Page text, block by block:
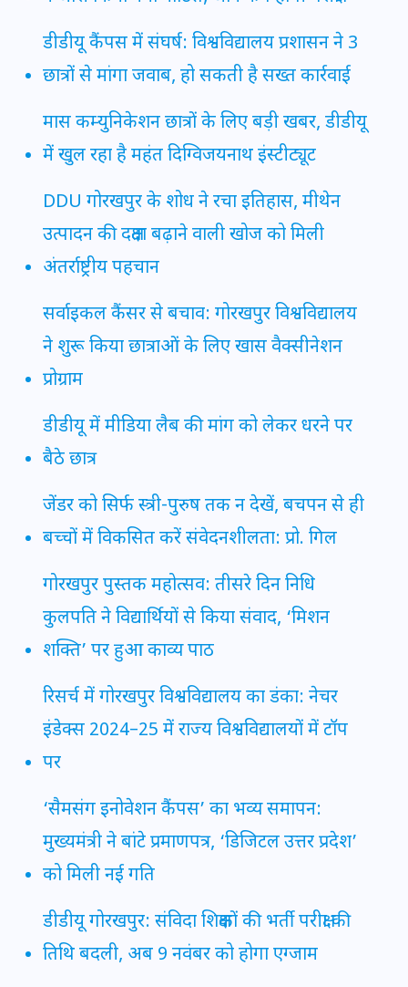
डीडीयू कैंपस में संघर्ष: विश्वविद्यालय प्रशासन ने 3
छात्रों से मांगा जवाब, हो सकती है सख्त कार्रवाई
मास कम्युनिकेशन छात्रों के लिए बड़ी खबर, डीडीयू
में खुल रहा है महंत दिग्विजयनाथ इंस्टीट्यूट
DDU गोरखपुर के शोध ने रचा इतिहास, मीथेन
उत्पादन की दक्षता बढ़ाने वाली खोज को मिली
अंतर्राष्ट्रीय पहचान
सर्वाइकल कैंसर से बचाव: गोरखपुर विश्वविद्यालय
ने शुरू किया छात्राओं के लिए खास वैक्सीनेशन
प्रोग्राम
डीडीयू में मीडिया लैब की मांग को लेकर धरने पर
बैठे छात्र
जेंडर को सिर्फ स्त्री-पुरुष तक न देखें, बचपन से ही
बच्चों में विकसित करें संवेदनशीलता: प्रो. गिल
गोरखपुर पुस्तक महोत्सव: तीसरे दिन निधि
कुलपति ने विद्यार्थियों से किया संवाद, ‘मिशन
शक्ति’ पर हुआ काव्य पाठ
रिसर्च में गोरखपुर विश्वविद्यालय का डंका: नेचर
इंडेक्स 2024–25 में राज्य विश्वविद्यालयों में टॉप
पर
‘सैमसंग इनोवेशन कैंपस’ का भव्य समापन:
मुख्यमंत्री ने बांटे प्रमाणपत्र, ‘डिजिटल उत्तर प्रदेश’
को मिली नई गति
डीडीयू गोरखपुर: संविदा शिक्षकों की भर्ती परीक्षा की
तिथि बदली, अब 9 नवंबर को होगा एग्जाम